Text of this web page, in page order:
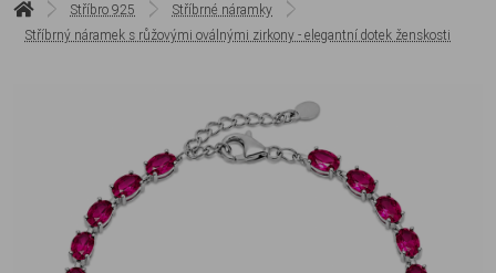
Stříbro 925
Stříbrné náramky
Stříbrný náramek s růžovými oválnými zirkony - elegantní dotek ženskosti